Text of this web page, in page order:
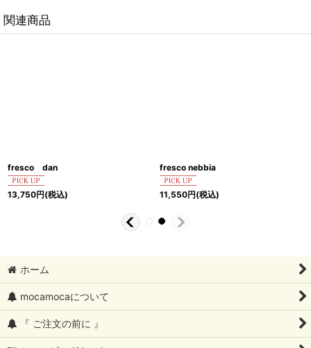
関連商品
fresco nebbia
11,550円(税込)
ホーム
mocamocaについて
『 ご注文の前に 』